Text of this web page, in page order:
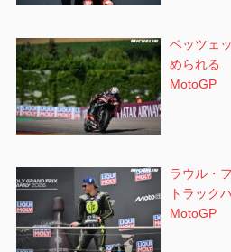
ベッツェ
められる
MotoGP
ラウル・
トラック
MotoGP